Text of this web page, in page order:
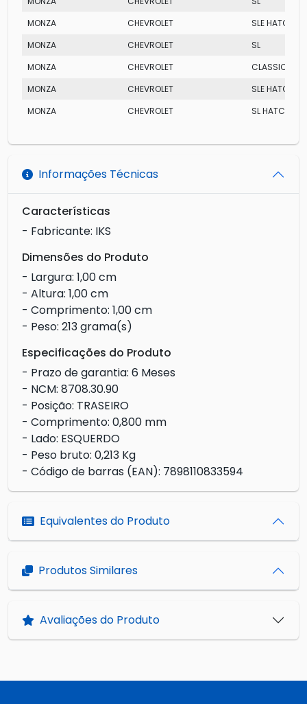
MONZA
CHEVROLET
SLE HATCH
MONZA
CHEVROLET
SL
MONZA
CHEVROLET
CLASSIC SE
MONZA
CHEVROLET
SLE HATCH
MONZA
CHEVROLET SL HATCH
Informações Técnicas
Características
- Fabricante: IKS
Dimensões do Produto
- Largura: 1,00 cm
- Altura: 1,00 cm
- Comprimento: 1,00 cm
- Peso: 213 grama(s)
Especificações do Produto
- Prazo de garantia: 6 Meses
- NCM: 8708.30.90
- Posição: TRASEIRO
- Comprimento: 0,800 mm
- Lado: ESQUERDO
- Peso bruto: 0,213 Kg
- Código de barras (EAN): 7898110833594
Equivalentes do Produto
Produtos Similares
Avaliações do Produto